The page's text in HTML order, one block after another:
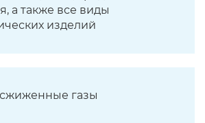
а также все виды
изделий
газы